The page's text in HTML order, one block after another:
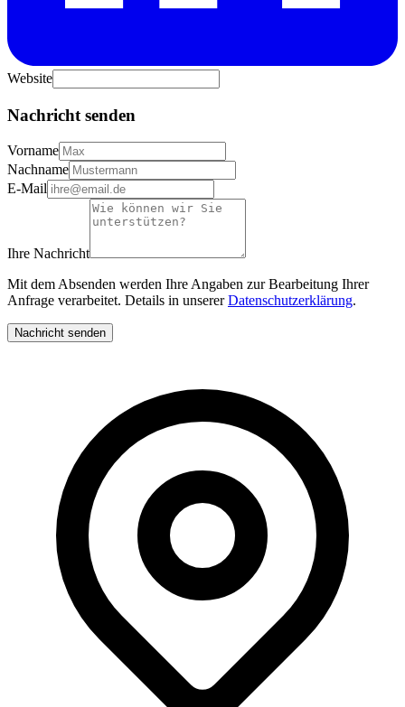
Website
Nachricht senden
Vorname
Nachname
E-Mail
Ihre Nachricht
Mit dem Absenden werden Ihre Angaben zur Bearbeitung Ihrer
Anfrage verarbeitet. Details in unserer Datenschutzerklärung.
Nachricht senden